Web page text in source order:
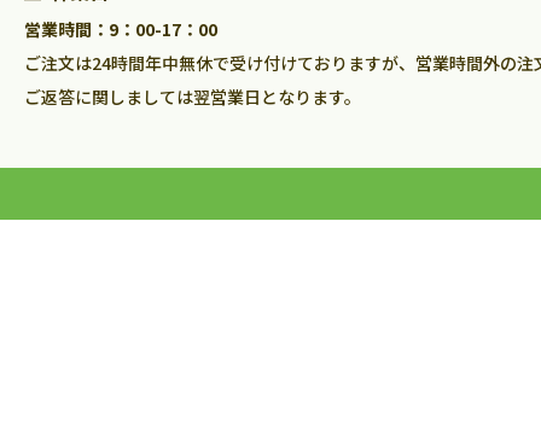
営業時間：9：00-17：00
ご注文は24時間年中無休で受け付けておりますが、営業時間外の
ご返答に関しましては翌営業日となります。